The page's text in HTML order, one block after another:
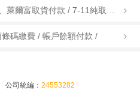
碼繳費 / 帳戶餘額付款 /
司統編： 24553282